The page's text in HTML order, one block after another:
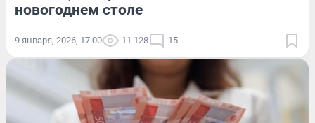
новогоднем столе
9 января, 2026, 17:00 11 128 15